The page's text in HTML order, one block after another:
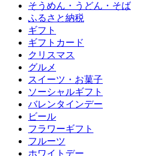
そうめん・うどん・そば
ふるさと納税
ギフト
ギフトカード
クリスマス
グルメ
スイーツ・お菓子
ソーシャルギフト
バレンタインデー
ビール
フラワーギフト
フルーツ
ホワイトデー